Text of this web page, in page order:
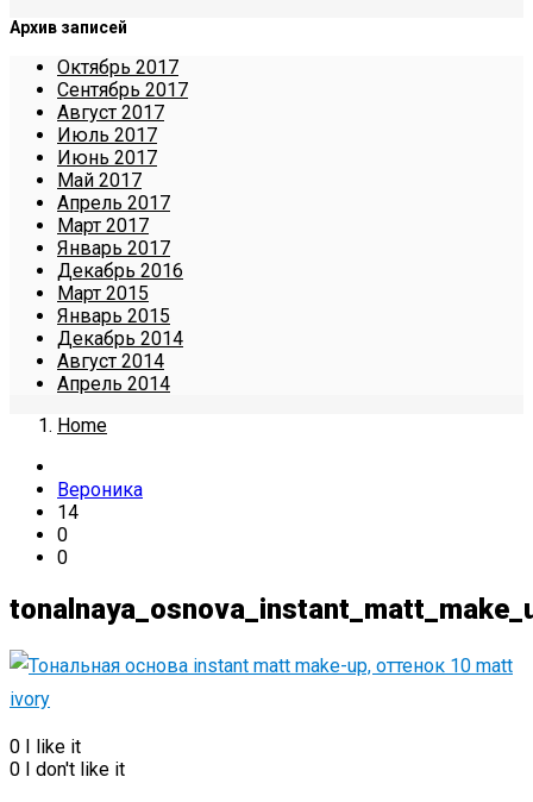
Архив записей
Октябрь 2017
Сентябрь 2017
Август 2017
Июль 2017
Июнь 2017
Май 2017
Апрель 2017
Март 2017
Январь 2017
Декабрь 2016
Март 2015
Январь 2015
Декабрь 2014
Август 2014
Апрель 2014
Home
Вероника
14
0
0
0 I like it
0 I don't like it